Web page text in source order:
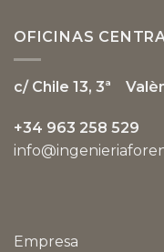
OFICINAS
c/ Chile 13, 3ª
+34 963 258 529
Empresa